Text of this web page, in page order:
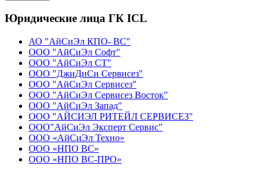
Юридические лица ГК ICL
АО "АйСиЭл КПО- ВС"
ООО "АйСиЭл Софт"
ООО "АйСиЭл СТ"
ООО "ДжиДиСи Сервисез"
ООО "АйСиЭл Сервисез"
ООО "АйСиЭл Сервисез Восток"
ООО "АйСиЭл Запад"
ООО "АЙСИЭЛ РИТЕЙЛ СЕРВИСЕЗ"
ООО"АйСиЭл Эксперт Сервис"
ООО «АйСиЭл Техно»
ООО «НПО ВС»
ООО «НПО ВС-ПРО»